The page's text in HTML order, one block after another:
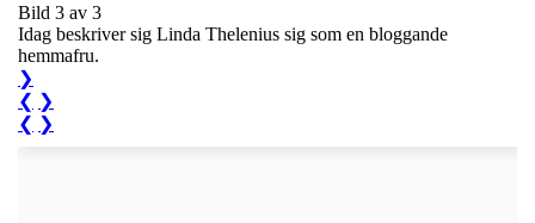
Bild 3 av 3
Idag beskriver sig Linda Thelenius sig som en bloggande
hemmafru.
❯
❮ ❯
❮ ❯